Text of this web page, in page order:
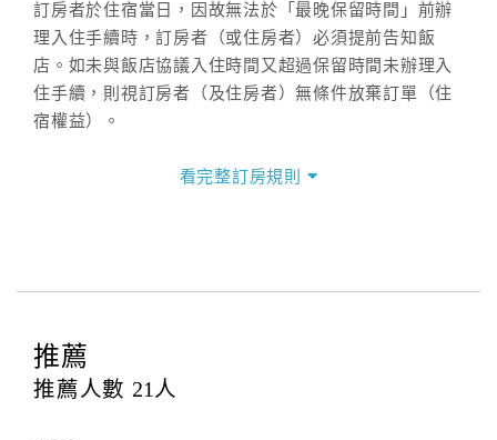
訂房者於住宿當日，因故無法於「最晚保留時間」前辦
理入住手續時，訂房者（或住房者）必須提前告知飯
店。如未與飯店協議入住時間又超過保留時間未辦理入
住手續，則視訂房者（及住房者）無條件放棄訂單（住
宿權益）。
四、訂單異動
提出申辦不得異動訂單。
每筆訂單異動限定
辦理取消退款。
看完整訂房規則
推薦
推薦人數 21 人